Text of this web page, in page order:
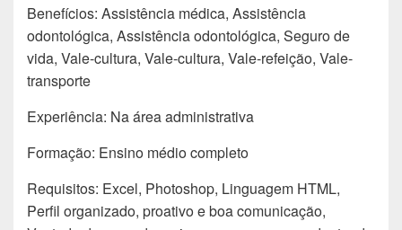
Benefícios: Assistência médica, Assistência
odontológica, Assistência odontológica, Seguro de
vida, Vale-cultura, Vale-cultura, Vale-refeição, Vale-
transporte
Experiência: Na área administrativa
Formação: Ensino médio completo
Requisitos: Excel, Photoshop, Linguagem HTML,
Perfil organizado, proativo e boa comunicação,